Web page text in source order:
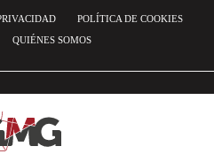
POLÍTICA DE COOKIES
QUIÉNES SOMOS